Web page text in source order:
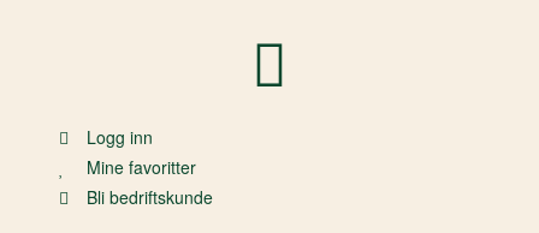
Logg inn
Mine favoritter
Bli bedriftskunde